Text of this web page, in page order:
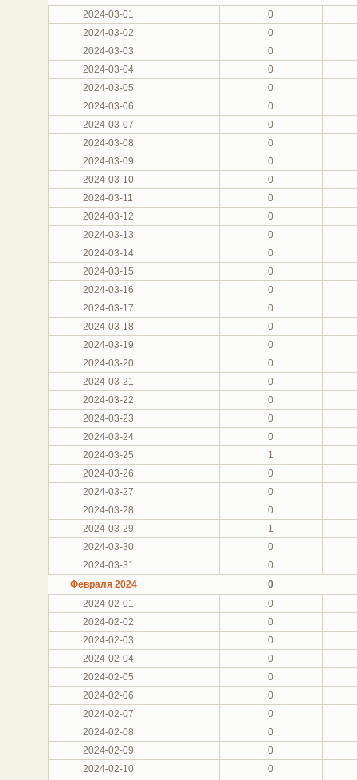
2024-03-01
0
2024-03-02
0
2024-03-03
0
2024-03-04
0
2024-03-05
0
2024-03-06
0
2024-03-07
0
2024-03-08
0
2024-03-09
0
2024-03-10
0
2024-03-11
0
2024-03-12
0
2024-03-13
0
2024-03-14
0
2024-03-15
0
2024-03-16
0
2024-03-17
0
2024-03-18
0
2024-03-19
0
2024-03-20
0
2024-03-21
0
2024-03-22
0
2024-03-23
0
2024-03-24
0
2024-03-25
1
2024-03-26
0
2024-03-27
0
2024-03-28
0
2024-03-29
1
2024-03-30
0
2024-03-31
0
Февраля 2024
0
2024-02-01
0
2024-02-02
0
2024-02-03
0
2024-02-04
0
2024-02-05
0
2024-02-06
0
2024-02-07
0
2024-02-08
0
2024-02-09
0
2024-02-10
0